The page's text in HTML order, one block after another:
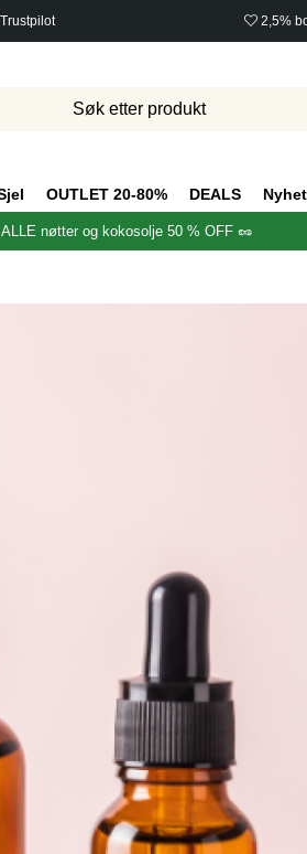
2,5%
OUTLET 20-80% DEALS
nøtter og kokosolje 50 % OFF 🥜